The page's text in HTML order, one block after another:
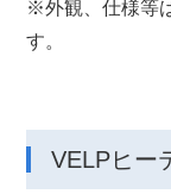
※外観、仕様等
す。
VELPヒー